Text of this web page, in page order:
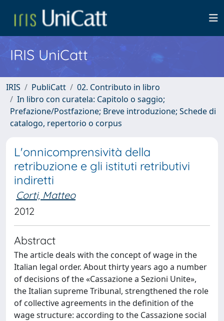
IRIS UniCatt
IRIS PubliCatt
02. Contributo in libro
In libro con curatela: Capitolo o saggio;
Prefazione/Postfazione; Breve introduzione; Schede di
catalogo, repertorio o corpus
L'onnicomprensività della
retribuzione e gli istituti retributivi
indiretti
Corti, Matteo
2012
Abstract
The article deals with the concept of wage in the
Italian legal order. About thirty years ago a number
of decisions of the «Cassazione a Sezioni Unite»,
the Italian supreme Tribunal, strengthened the role
of collective agreements in the definition of the
wage structure: according to the Cassazione social